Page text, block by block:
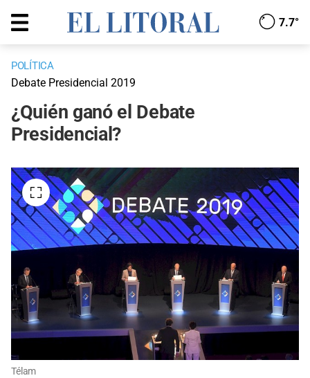
7.7°
POLÍTICA
Debate Presidencial 2019
¿Quién ganó el Debate
Presidencial?
Télam